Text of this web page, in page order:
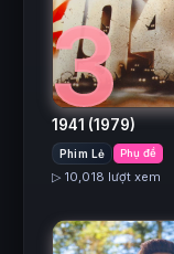
3
1941 (1979)
Phim Lẻ Phụ đề
▷ 10,018 lượt xem